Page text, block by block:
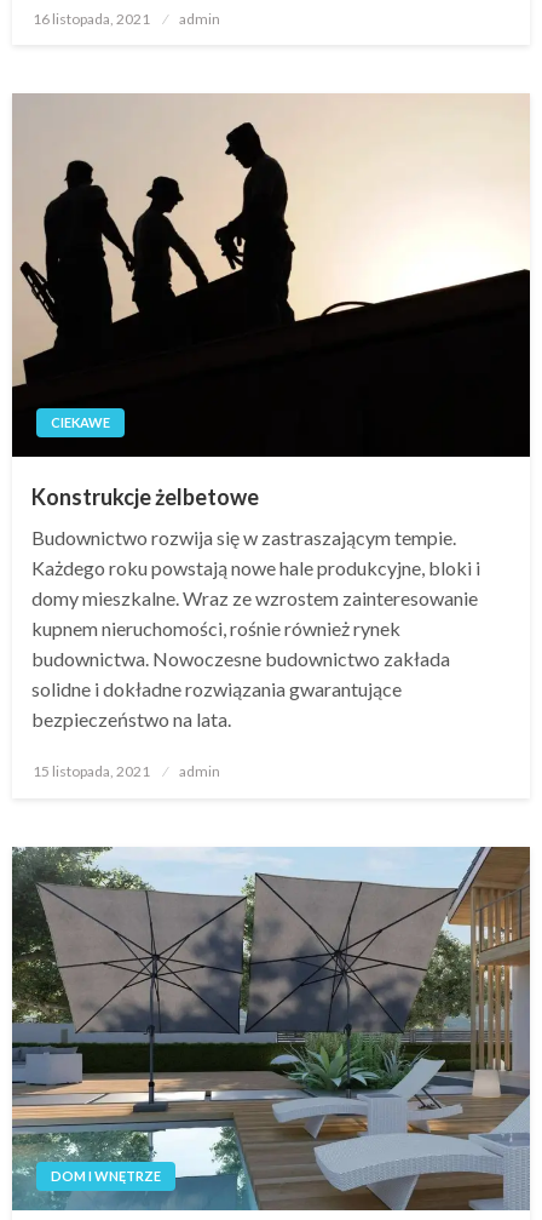
Opublikowane
16 listopada, 2021 admin
CIEKAWE
Konstrukcje żelbetowe
Budownictwo rozwija się w zastraszającym tempie.
Każdego roku powstają nowe hale produkcyjne, bloki i
domy mieszkalne. Wraz ze wzrostem zainteresowanie
kupnem nieruchomości, rośnie również rynek
budownictwa. Nowoczesne budownictwo zakłada
solidne i dokładne rozwiązania gwarantujące
bezpieczeństwo na lata.
Opublikowane
15 listopada, 2021 admin
DOM I WNĘTRZE